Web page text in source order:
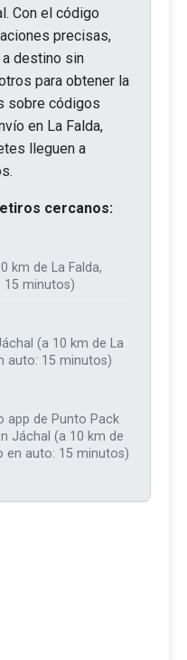
Con el código
precisas,
destino sin
para obtener la
sobre códigos
en La Falda,
lleguen a
cercanos:
km de La Falda,
minutos)
(a 10 km de La
auto: 15 minutos)
app de Punto Pack
Jáchal (a 10 km de
en auto: 15 minutos)